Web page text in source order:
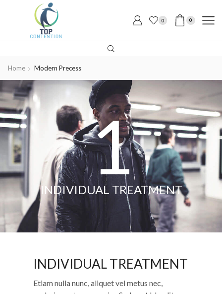
0 0
Home Modern Precess
INDIVIDUAL TREATMENT
Etiam nulla nunc, aliquet vel metus nec,
1
INDIVIDUAL TREATMENT